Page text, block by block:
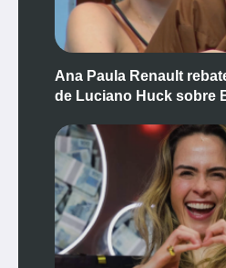
Ana Paula Renault
de Luciano Huck sobre